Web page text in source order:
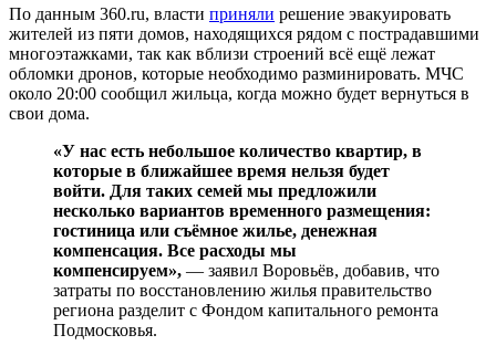
По данным 360.ru, власти приняли решение эвакуировать
жителей из пяти домов, находящихся рядом с пострадавшими
многоэтажками, так как вблизи строений всё ещё лежат
обломки дронов, которые необходимо разминировать. МЧС
около 20:00 сообщил жильца, когда можно будет вернуться в
свои дома.
«У нас есть небольшое количество квартир, в
которые в ближайшее время нельзя будет
войти. Для таких семей мы предложили
несколько вариантов временного размещения:
гостиница или съёмное жилье, денежная
компенсация. Все расходы мы
компенсируем», — заявил Воровьёв, добавив, что
затраты по восстановлению жилья правительство
региона разделит с Фондом капитального ремонта
Подмосковья.